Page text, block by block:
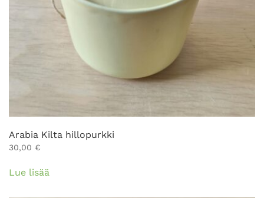
Arabia Kilta hillopurkki
30,00 €
Lue lisää